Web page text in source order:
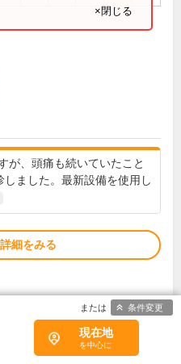
×閉じる
が、頭痛も続いていたこと
ました。最新設備を使用し
細をみる
現在地
条件変更